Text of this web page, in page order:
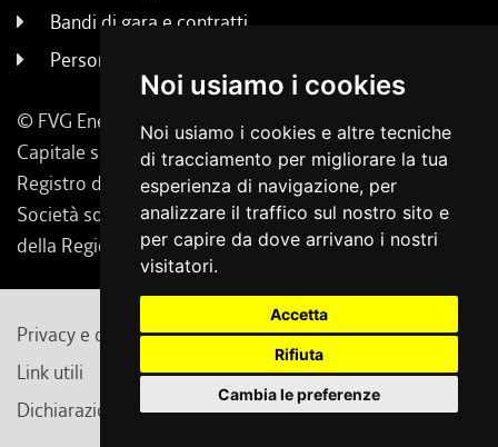
Noi usiamo i cookies
Noi usiamo i cookies e altre tecniche
di tracciamento per migliorare la tua
esperienza di navigazione, per
analizzare il traffico sul nostro sito e
per capire da dove arrivano i nostri
visitatori.
Accetta
Rifiuta
Cambia le preferenze
Bandi di gara e contratti
Persone e uffici
© FVG Energia S.p.A. - Tutti i diritti riservati
Capitale sociale 130.000 € i.v. | Codice Fiscale, Iscrizione
Registro delle Imprese di Udine 02431160304
Società soggetta a direzione e coordinamento da parte
della Regione Friuli Venezia Giulia.
Privacy e cambio preferenze cookie
Note legali
Link utili
Contatti
Feedback
Dichiarazione di accessibilità
Redazionale